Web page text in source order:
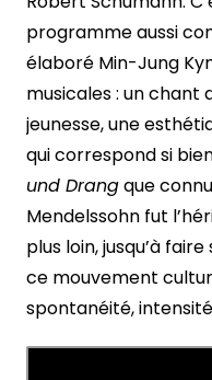
programme aussi
élaboré Min-Jung
musicales : un chant
jeunesse, une
qui correspond si
und Drangque
Mendelssohn fut
plus loin, jusqu’à
ce mouvement
spontanéité,